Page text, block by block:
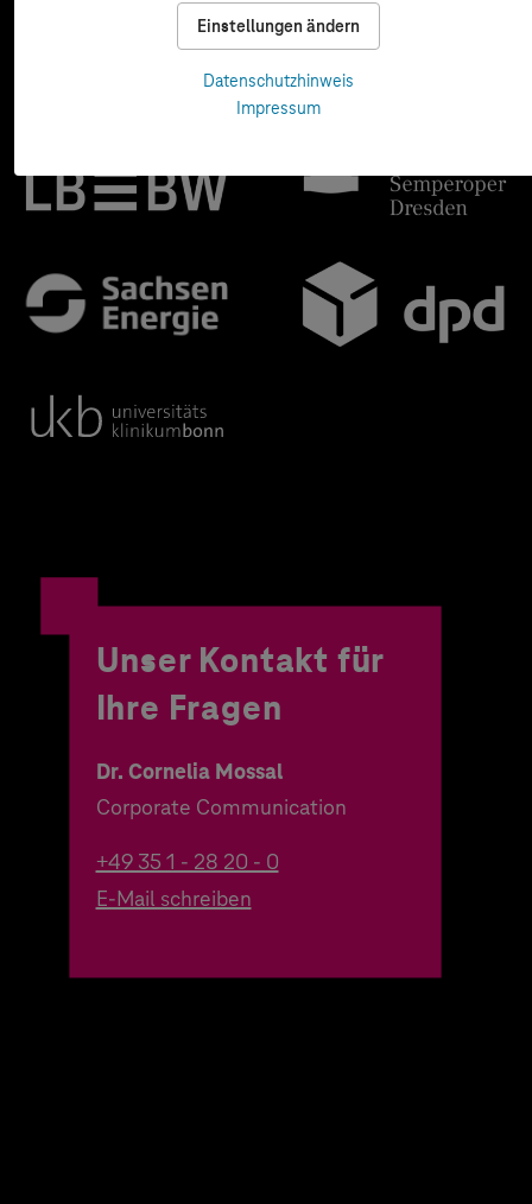
Einstellungen ändern
Datenschutzhinweis
Impressum
Unser Kontakt für
Ihre Fragen
Dr. Cornelia Mossal
Corporate Communication
+49 35 1 - 28 20 - 0
E-Mail schreiben